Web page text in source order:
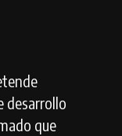
desarrollo
que